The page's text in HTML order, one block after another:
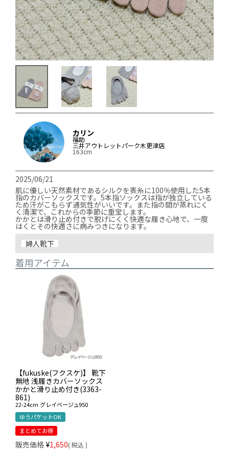
カリン
福助
三井アウトレットパーク木更津店
163cm
2025/06/21
肌に優しい天然素材であるシルクを表糸に100％使用した5本
指のカバーソックスです。5本指ソックスは指が独立している
ため汗がこもらず通気性がいいです。また指の間が蒸れにく
く清潔で、これからの季節に重宝します。
かかとは滑り止め付きで脱げにくく快適な履き心地で、一度
婦人靴下
着用アイテム
【fukuske(フクスケ)】 靴下
無地 浅履きカバーソックス
かかと滑り止め付き(3363-
861)
22-24cm グレイベージュ950
ゆうパケットOK
まとめてお得
販売価格 ¥1,650 税込